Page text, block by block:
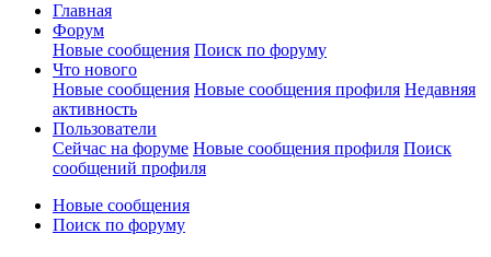
Главная
Форум
Новые сообщения Поиск по форуму
Что нового
Новые сообщения Новые сообщения профиля Недавняя
активность
Пользователи
Сейчас на форуме Новые сообщения профиля Поиск
сообщений профиля
Новые сообщения
Поиск по форуму